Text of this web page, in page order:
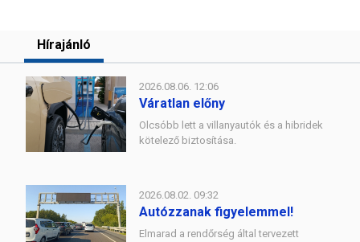
Hírajánló
2026.08.06. 12:06
Váratlan előny
Olcsóbb lett a villanyautók és a hibridek
kötelező biztosítása.
2026.08.02. 09:32
Autózzanak figyelemmel!
Elmarad a rendőrség által tervezett